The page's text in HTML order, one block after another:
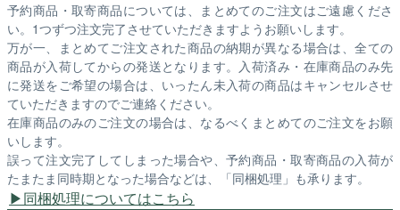
予約商品・取寄商品については、まとめてのご注文はご遠慮くださ
い。1つずつ注文完了させていただきますようお願いします。
万が一、まとめてご注文された商品の納期が異なる場合は、全ての
商品が入荷してからの発送となります。入荷済み・在庫商品のみ先
に発送をご希望の場合は、いったん未入荷の商品はキャンセルさせ
ていただきますのでご連絡ください。
在庫商品のみのご注文の場合は、なるべくまとめてのご注文をお願
いします。
誤って注文完了してしまった場合や、予約商品・取寄商品の入荷が
たまたま同時期となった場合などは、「同梱処理」も承ります。
同梱処理についてはこちら